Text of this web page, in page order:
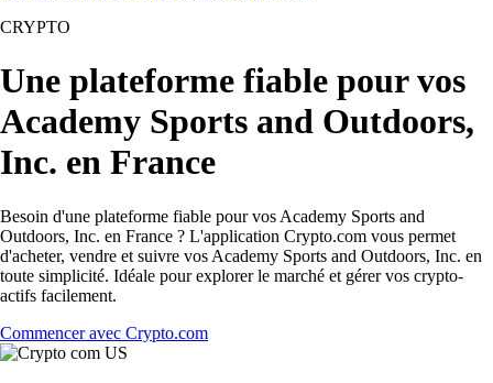
CRYPTO
Une plateforme fiable pour vos
Academy Sports and Outdoors,
Inc. en France
Besoin d'une plateforme fiable pour vos Academy Sports and
Outdoors, Inc. en France ? L'application Crypto.com vous permet
d'acheter, vendre et suivre vos Academy Sports and Outdoors, Inc. en
toute simplicité. Idéale pour explorer le marché et gérer vos crypto-
actifs facilement.
Commencer avec Crypto.com